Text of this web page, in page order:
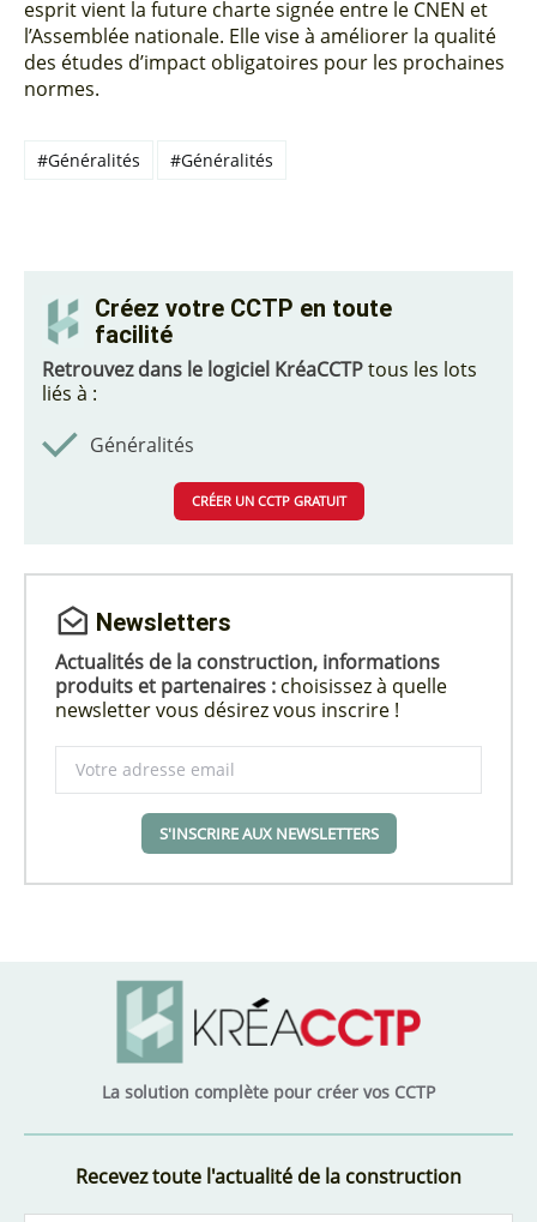
esprit vient la future charte signée entre le CNEN et
l’Assemblée nationale. Elle vise à améliorer la qualité
des études d’impact obligatoires pour les prochaines
normes.
#Généralités #Généralités
Créez votre CCTP en toute
facilité
Retrouvez dans le logiciel KréaCCTPtous les lots
liés à :
Généralités
CRÉER UN CCTP GRATUIT
Newsletters
Actualités de la construction, informations
produits et partenaires : choisissez à quelle
newsletter vous désirez vous inscrire !
S'INSCRIRE AUX NEWSLETTERS
La solution complète pour créer vos CCTP
Recevez toute l'actualité de la construction